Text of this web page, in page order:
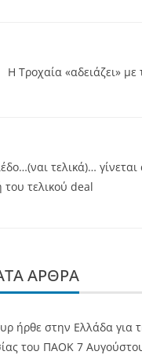
Η Τροχαία «αδειάζει»
τελικά)…
τελικού deal
ΆΡΘΡΑ
ήρθε στην Ελλάδα για
του ΠΑΟΚ 7